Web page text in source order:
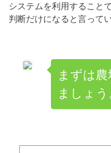
システムを利用すること
判断だけになると言って
まずは
ましょう